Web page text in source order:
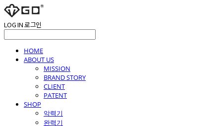
LOG IN로그인
HOME
ABOUT US
MISSION
BRAND STORY
CLIENT
PATENT
SHOP
악력기
완력기